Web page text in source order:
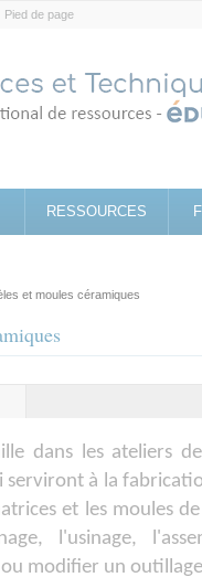
Pied de page
RESSOURCES
et moules céramiques
dans les ateliers
serviront à la
et les moules
l'usinage,
modifier un